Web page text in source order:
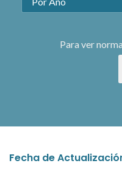
Para ver
Fecha de